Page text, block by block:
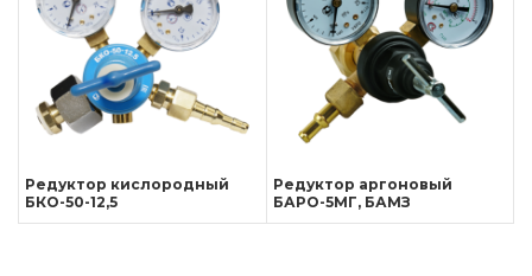
Редуктор кислородный
БКО-50-12,5
Редуктор аргоновый
БАРО-5МГ, БАМЗ